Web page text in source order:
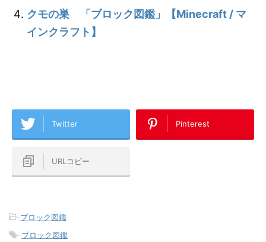
クモの巣 「ブロック図鑑」【Minecraft / マ
インクラフト】
Twitter Pinterest
URLコピー
-ブロック図鑑
-ブロック図鑑